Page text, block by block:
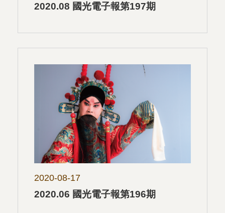
2020.08 國光電子報第197期
2020.06 國光電子報第196期
2020-08-17